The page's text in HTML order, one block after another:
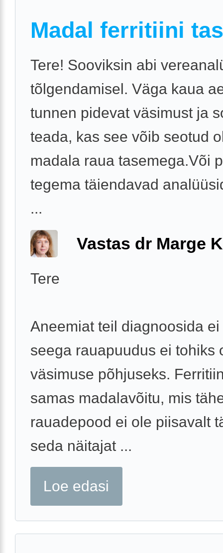
Madal ferritiini
Tere! Sooviksin abi
tõlgendamisel. Väga kaua
tunnen pidevat väsimust ja
teada, kas see võib seotud
madala raua tasemega.Või
tegema täiendavad
...
Vastas dr Marge
Tere
Aneemiat teil diagnoosida ei
seega rauapuudus ei tohiks
väsimuse põhjuseks.
samas madalavõitu, mis
rauadepood ei ole piisavalt
seda näitajat ...
Loe edasi